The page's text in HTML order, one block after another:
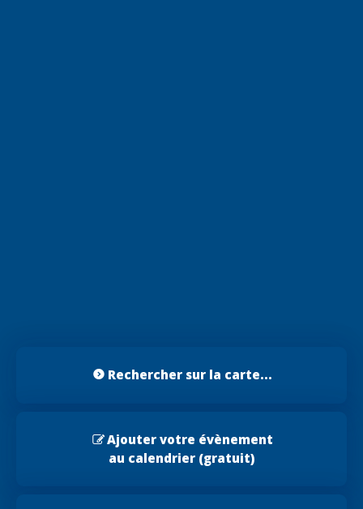
Rechercher sur la carte...
Ajouter votre évènement
au calendrier (gratuit)